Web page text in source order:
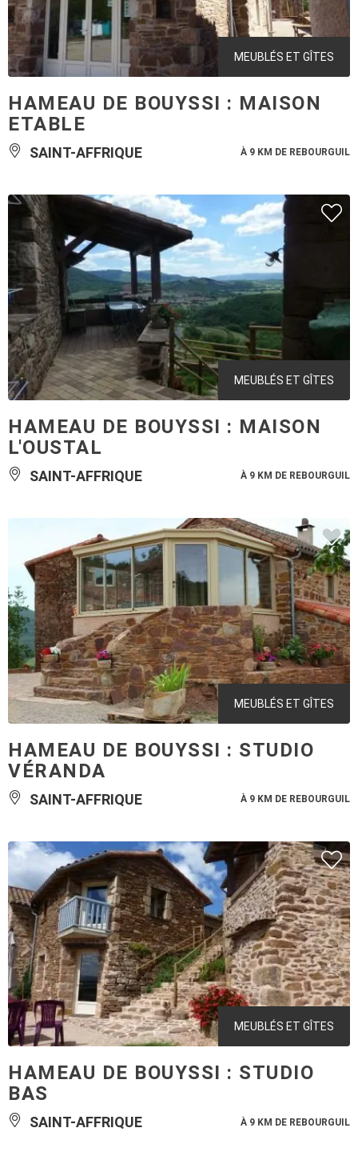
MEUBLÉS ET GÎTES
HAMEAU DE BOUYSSI : MAISON
ETABLE
SAINT-AFFRIQUE À 9 KM DE REBOURGUIL
MEUBLÉS ET GÎTES
HAMEAU DE BOUYSSI : MAISON
L'OUSTAL
SAINT-AFFRIQUE À 9 KM DE REBOURGUIL
MEUBLÉS ET GÎTES
HAMEAU DE BOUYSSI : STUDIO
VÉRANDA
SAINT-AFFRIQUE À 9 KM DE REBOURGUIL
MEUBLÉS ET GÎTES
HAMEAU DE BOUYSSI : STUDIO
BAS
SAINT-AFFRIQUE À 9 KM DE REBOURGUIL